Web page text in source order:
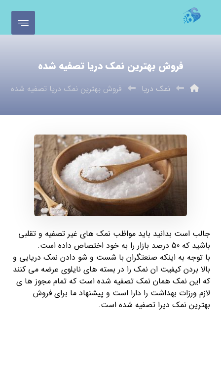
فروش بهترین نمک دریا تصفیه شده
نمک دریا فروش بهترین نمک دریا تصفیه شده
جالب است بدانید باید مواظب نمک های غیر تصفیه و تقلبی
باشید که 50 درصد بازار را به خود اختصاص داده است.
با توجه به اینکه صنعتگران با شست و شو دادن نمک دریایی و
بالا بردن کیفیت ان نمک را در بسته های نایلوی عرضه می کنند
که این نمک همان نمک تصفیه شده است که تمام مجوز ها ی
لازم ورزات بهداشت را دارا است و پیشنهاد ما برای فروش
بهترین نمک دیرا تصفیه شده است.